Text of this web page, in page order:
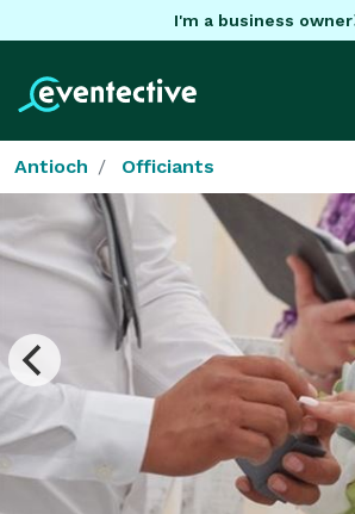
I'm a business owner
Antioch Officiants